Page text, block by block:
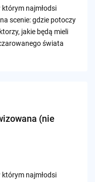
najmłodsi
scenie: gdzie potoczy
jakie będą mieli
świata
(nie
najmłodsi